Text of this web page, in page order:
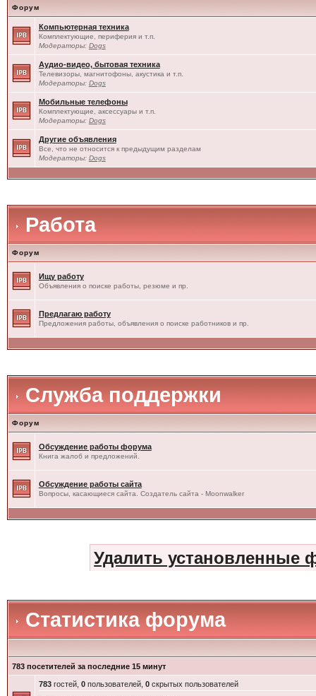
Форум
Компьютерная техника
Комплектующие, периферия и т.п.
Модераторы: Dogs
Аудио-видео, бытовая техника
Телевизоры, магнитофоны, акустика и т.п.
Модераторы: Dogs
Мобильные телефоны
Комплектующие, аксессуары и т.п.
Модераторы: Dogs
Другие объявления
Все, что не относится к предыдущим разделам
Модераторы: Dogs
Работа
Форум
Ищу работу
Объявления о поиске работы, резюме и пр.
Предлагаю работу
Предложения работы, объявления о поиске работников и пр.
Служба поддержки
Форум
Обсуждение работы форума
Книга жалоб и предложений.
Обсуждение работы сайта
Вопросы, касающиеся сайта. Создатель сайта - Moonwalker
Удалить установленные
Статистика форума
783 посетителей за последние 15 минут
783гостей, 0пользователей, 0скрытых пользователей